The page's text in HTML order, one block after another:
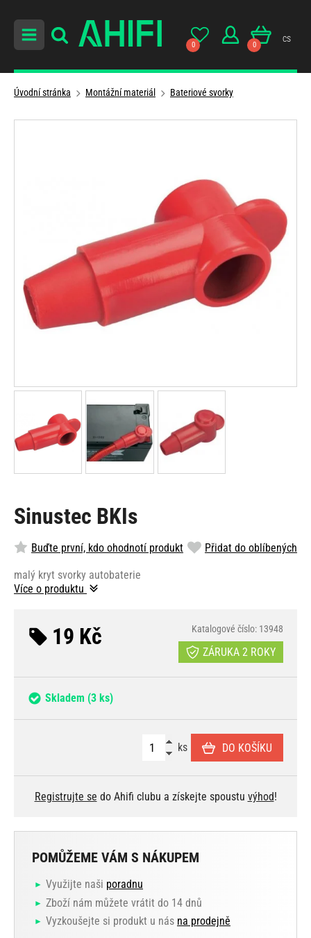
0 0
cs
Úvodní stránka Montážní materiál Bateriové svorky
Sinustec BKIs
Buďte první, kdo ohodnotí produkt Přidat do oblíbených
malý kryt svorky autobaterie
Více o produktu
19 Kč Katalogové číslo: 13948
ZÁRUKA 2 ROKY
Skladem (3 ks)
ks DO KOŠÍKU
Registrujte se do Ahifi clubu a získejte spoustu výhod!
POMŮŽEME VÁM S NÁKUPEM
Využijte naši poradnu
Zboží nám můžete vrátit do 14 dnů
Vyzkoušejte si produkt u nás na prodejně